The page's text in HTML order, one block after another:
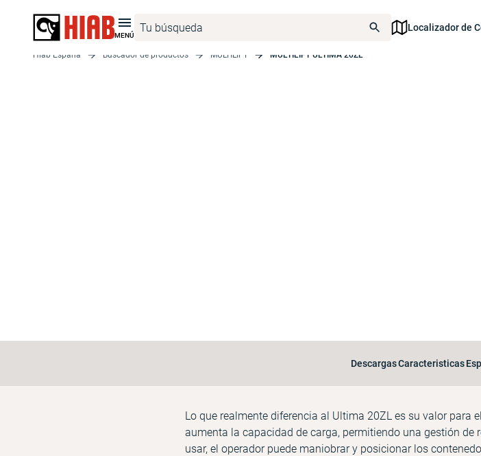
MENÚ
Localizador de
Hiab España Buscador de productos MULTILIFT MULTILIFT ULTIMA 20ZL
DescargasCaracteristicas
Lo que realmente diferencia al Ultima 20ZL es su valor para
aumenta la capacidad de carga, permitiendo una gestión
usar, el operador puede maniobrar y posicionar los